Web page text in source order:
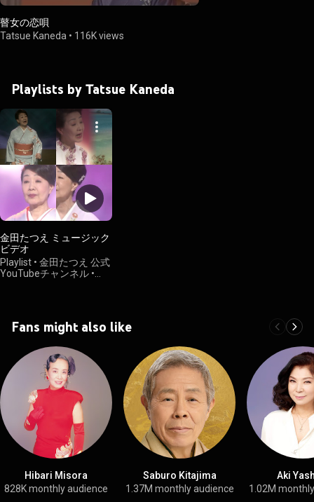
瞽女の恋唄
Tatsue Kaneda • 116K views
Playlists by Tatsue Kaneda
金田たつえ ミュージック
ビデオ
Playlist • 金田たつえ 公式
YouTubeチャンネル •
Fans might also like
Hibari Misora
828K monthly audience
Saburo Kitajima
1.37M monthly audience
Aki
1.02M